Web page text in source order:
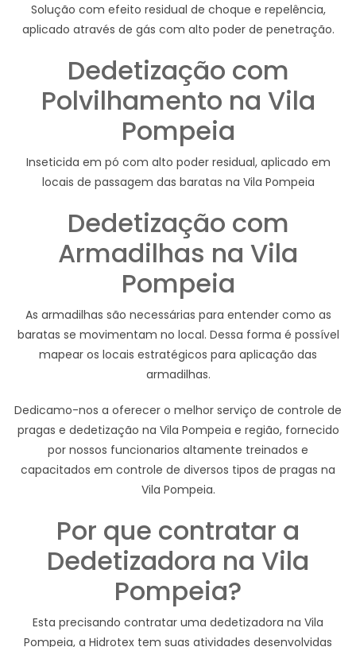
Solução com efeito residual de choque e repelência,
aplicado através de gás com alto poder de penetração.
Dedetização com
Polvilhamento na Vila
Pompeia
Inseticida em pó com alto poder residual, aplicado em
locais de passagem das baratas na Vila Pompeia
Dedetização com
Armadilhas na Vila
Pompeia
As armadilhas são necessárias para entender como as
baratas se movimentam no local. Dessa forma é possível
mapear os locais estratégicos para aplicação das
armadilhas.
Dedicamo-nos a oferecer o melhor serviço de controle de
pragas e dedetização na Vila Pompeia e região, fornecido
por nossos funcionarios altamente treinados e
capacitados em controle de diversos tipos de pragas na
Vila Pompeia.
Por que contratar a
Dedetizadora na Vila
Pompeia?
Esta precisando contratar uma dedetizadora na Vila
Pompeia, a Hidrotex tem suas atividades desenvolvidas